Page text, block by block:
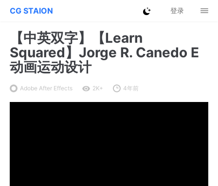
CG STAION 登录
【中英双字】【Learn
Squared】Jorge R. Canedo E
动画运动设计
Adobe After Effects 2K+ 4年前